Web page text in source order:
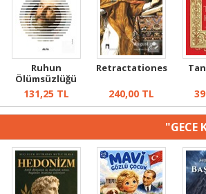
Ruhun
Ölümsüzlüğü
131,25 TL
Retractationes
240,00 TL
"GECE